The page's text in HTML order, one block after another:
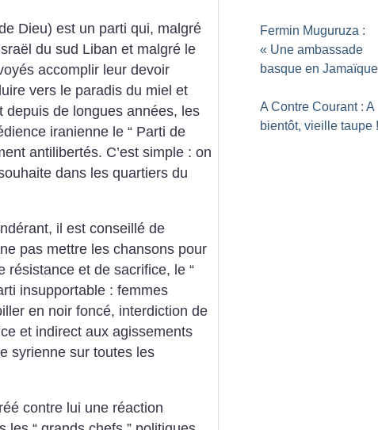
Dieu) est un parti qui, malgré
du sud Liban et malgré le
accomplir leur devoir
vers le paradis du miel et
de longues années, les
iranienne le “ Parti de
antilibertés. C’est simple : on
dans les quartiers du
il est conseillé de
pas mettre les chansons pour
résistance et de sacrifice, le “
insupportable : femmes
en noir foncé, interdiction de
et indirect aux agissements
syrienne sur toutes les
contre lui une réaction
Fermin Muguruza :
« Une ambassade
basque en Jamaïque
A Contre Courant : A
bientôt, vieille taupe !